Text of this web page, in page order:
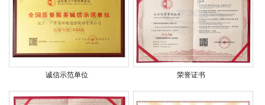
诚信示范单位 荣誉证书